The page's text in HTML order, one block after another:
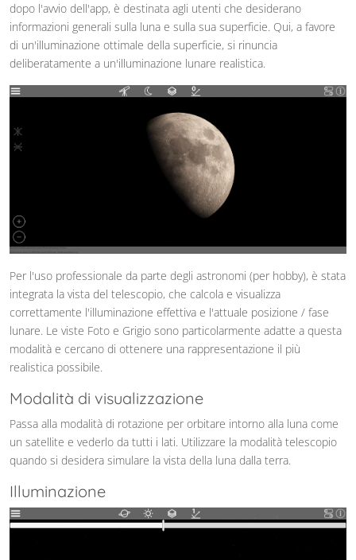
dopo l'avvio dell'app, è destinata agli utenti che desiderano
informazioni generali sulla luna e sulla sua superficie. Qui, a favore
di un'illuminazione ottimale della superficie, si rinuncia
deliberatamente a un'illuminazione lunare realistica.
Per l'uso professionale da parte degli astronomi (per hobby), è stata
integrata la vista del telescopio, che calcola e visualizza
correttamente l'illuminazione effettiva e l'attuale posizione / fase
lunare. Le viste Foto e Grigio sono particolarmente adatte a questa
modalità e cercano di ottenere una rappresentazione il più
realistica possibile.
Modalità di visualizzazione
Passa alla modalità di rotazione per orbitare intorno alla luna come
un satellite e vederlo da tutti i lati. Utilizzare la modalità telescopio
quando si desidera simulare la vista della luna dalla terra.
Illuminazione